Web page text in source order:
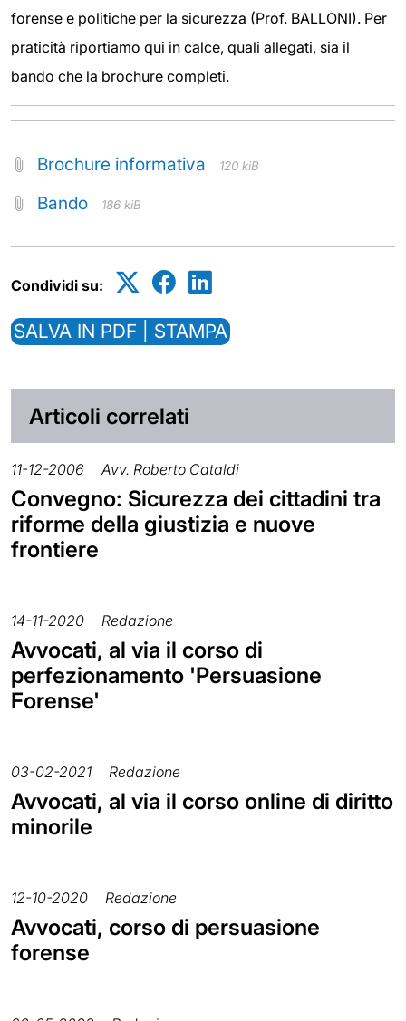
forense e politiche per la sicurezza (Prof. BALLONI). Per
praticità riportiamo qui in calce, quali allegati, sia il
bando che la brochure completi.
Brochure informativa 120 kiB
Bando 186 kiB
Condividi su:
SALVA IN PDF | STAMPA
Articoli correlati
11-12-2006 Avv. Roberto Cataldi
Convegno: Sicurezza dei cittadini tra
riforme della giustizia e nuove
frontiere
14-11-2020 Redazione
Avvocati, al via il corso di
perfezionamento 'Persuasione
Forense'
03-02-2021 Redazione
Avvocati, al via il corso online di diritto
minorile
12-10-2020 Redazione
Avvocati, corso di persuasione
forense